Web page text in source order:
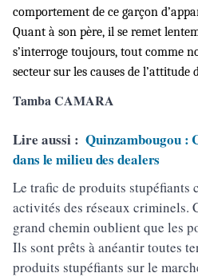
comportement de ce garçon
Quant à son père, il se remet
s’interroge toujours, tout comme
secteur sur les causes de l’attitude
Tamba CAMARA
Lire aussi : Quinzambougou :
dans le milieu des dealers
Le trafic de produits stupéfiants
activités des réseaux criminels.
grand chemin oublient que les
Ils sont prêts à anéantir toutes
produits stupéfiants sur le